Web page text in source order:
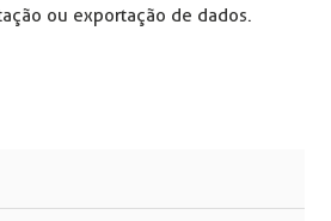
ou exportação de dados.